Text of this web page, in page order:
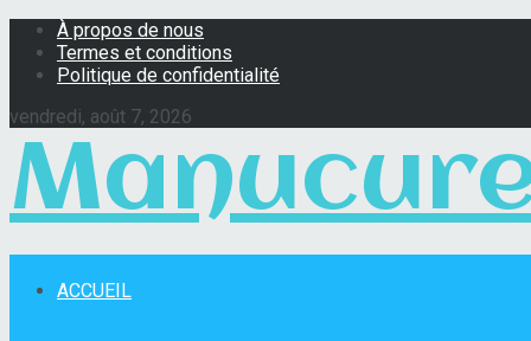
À propos de nous
Termes et conditions
Politique de confidentialité
vendredi, août 7, 2026
ACCUEIL